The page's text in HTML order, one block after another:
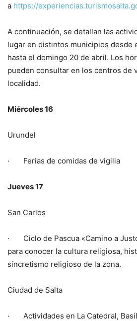
a https://
A continuación, se detallan las
lugar en distintos municipios desde
hasta el domingo 20 de abril. Los
pueden consultar en los centros de
localidad.
Miércoles 16
Urundel
· Ferias de comidas de vigilia
Jueves 17
San Carlos
· Ciclo de Pascua «Camino a
para conocer la cultura religiosa,
sincretismo religioso de la zona.
Ciudad de Salta
· Actividades en La Catedral,